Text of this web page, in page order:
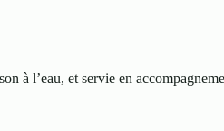
à l’eau, et servie en